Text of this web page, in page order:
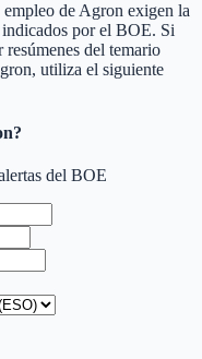
deAgron exigen la
indicados por el BOE. Si
resúmenes del temario
, utiliza el siguiente
?
del BOE